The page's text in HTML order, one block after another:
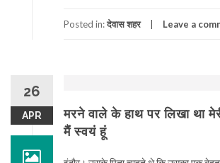
Posted in:देवास शहर Leave a
26
APR
मरने वाले के हाथ पर लिखा था
मैं स्वयं हूं